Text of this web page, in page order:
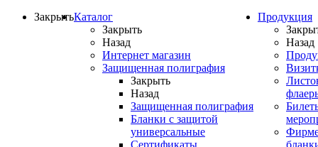
ЗакрытьКаталог
Закрыть
Назад
Интернет магазин
Защищенная полиграфия
Закрыть
Назад
Защищенная полиграфия
Бланки с защитой
универсальные
Сертификаты
Продукция
Назад